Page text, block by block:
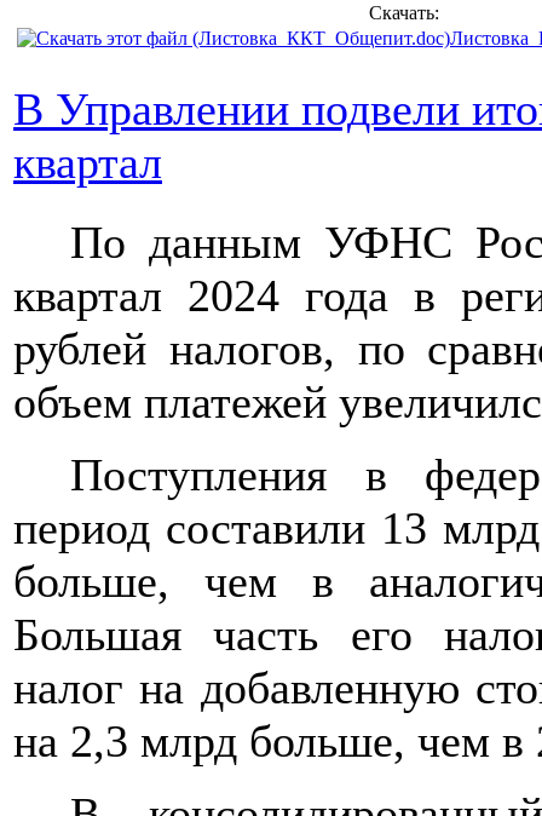
Скачать:
В Управлении подвели
квартал
По данным УФНС
квартал 2024 года в
рублей налогов, по
объем платежей
Поступления в
период составили 13
больше, чем в
Большая часть его
налог на добавленную
на 2,3 млрд больше, чем в